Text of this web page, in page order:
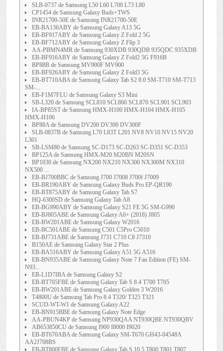
SLB-0737 de Samsung L50 L60 L700 L73 L80
CP1454 de Samsung Galaxy Buds+TWS
INR21700-50E de Samsung INR21700-50E
EB-BA136ABY de Samsung Galaxy A13 5G
EB-BF917ABY de Samsung Galaxy Z Fold 2 5G
EB-BF712ABY de Samsung Galaxy Z Flip 3
AA-PBMN4MR de Samsung 930XDB 930QDB 935QDC 935XDB
EB-BF916ABY de Samsung Galaxy Z Fold2 5G F916B
BP88B de Samsung MV900F MV900
EB-BF926ABY de Samsung Galaxy Z Fold3 5G
EB-BT710ABA de Samsung Galaxy Tab S2 8.0 SM-T710 SM-T713
SM-...
EB-F1M7FLU de Samsung Galaxy S3 Mini
SB-L320 de Samsung SCL810 SCL860 SCL870 SCL901 SCL903
IA-BP85ST de Samsung HMX-H100 HMX-H104 HMX-H105
HMX-H106
BP88A de Samsung DV200 DV300 DV300F
SLB-0837B de Samsung L70 L83T L201 NV8 NV10 NV15 NV20
L301
SB-LSM80 de Samsung SC-D173 SC-D263 SC-D351 SC-D353
BP125A de Samsung HMX-M20 M20BN M20SN
BP1030 de Samsung NX200 NX210 NX300 NX300M NX310
NX500 ...
EB-BJ700BBC de Samsung J700 J7008 J700f J7009
EB-BR190ABY de Samsung Galaxy Buds Pro EP-QR190
EB-BT875ABY de Samsung Galaxy Tab S7
HQ-6300SD de Samsung Galaxy Tab A8
EB-BG990ABY de Samsung Galaxy S21 FE 5G SM-G990
EB-BJ805ABE de Samsung Galaxy A6+ (2018) J805
EB-BW201ABE de Samsung Galaxy W2016
EB-BC501ABE de Samsung C501 C5Pro C5010
EB-BJ731ABE de Samsung J731 C710 C8 J7310
B150AE de Samsung Galaxy Star 2 Plus
EB-BA516ABY de Samsung Galaxy A51 5G A516
EB-BN935ABE de Samsung Galaxy Note 7 Fan Edition (FE) SM-
N93...
EB-L1D7IBA de Samsung Galaxy S2
EB-BT705FBE de Samsung Galaxy Tab S 8.4 T700 T705
EB-BW201ABE de Samsung Galaxy Golden 3 W2016
T4800U de Samsung Tab Pro 8.4 T320/ T325 T321
SCUD-WT-W1 de Samsung Galaxy A22
EB-BN915BBE de Samsung Galaxy Note Edge
AA-PBUN4KP de Samsung NP930QAA NT930QBE NT930QBV
AB653850CU de Samsung I900 I8000 I9020
EB-BT670ABA de Samsung Galaxy SM-T670 GH43-04548A
AA2J708BS
EB-BT800FBE de Samsung Galaxy Tab S 10.5 T800 T801 T807